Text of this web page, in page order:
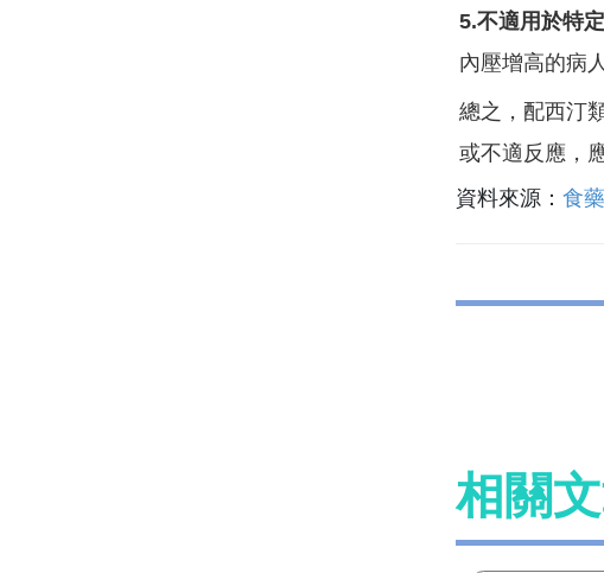
5.不適用於特
內壓增高的病
總之，配西汀
或不適反應，
資料來源： 食
相關